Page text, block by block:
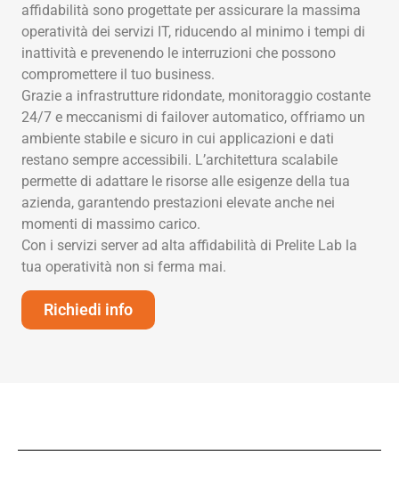
affidabilità sono progettate per assicurare la massima
operatività dei servizi IT, riducendo al minimo i tempi di
inattività e prevenendo le interruzioni che possono
compromettere il tuo business.
Grazie a infrastrutture ridondate, monitoraggio costante
24/7 e meccanismi di failover automatico, offriamo un
ambiente stabile e sicuro in cui applicazioni e dati
restano sempre accessibili. L’architettura scalabile
permette di adattare le risorse alle esigenze della tua
azienda, garantendo prestazioni elevate anche nei
momenti di massimo carico.
Con i servizi server ad alta affidabilità di Prelite Lab la
tua operatività non si ferma mai.
Richiedi info